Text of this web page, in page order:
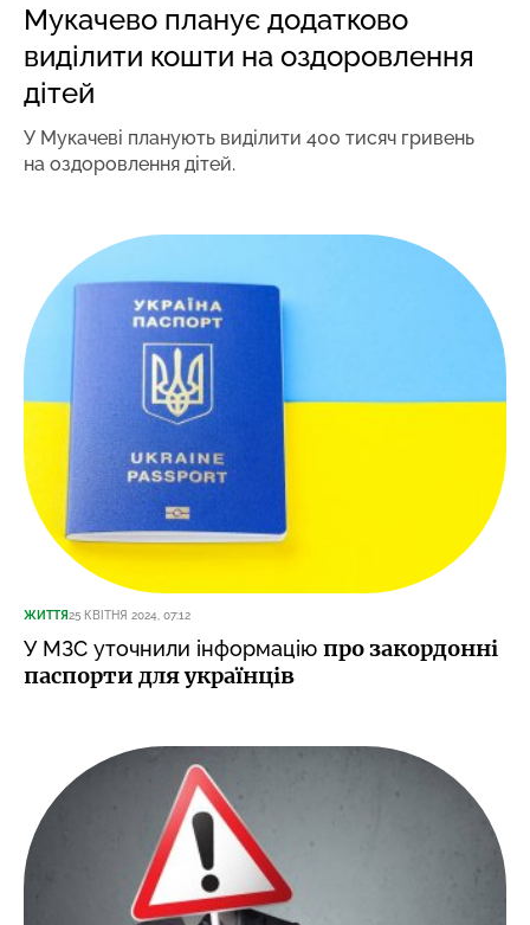
Мукачево планує додатково
виділити кошти на оздоровлення
дітей
У Мукачеві планують виділити 400 тисяч гривень
на оздоровлення дітей.
ЖИТТЯ25 КВІТНЯ 2024, 07:12
У МЗС уточнили інформацію про закордонні
паспорти для українців